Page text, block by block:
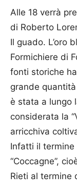
Alle 18 verrà
di Roberto
Il guado. L’oro
Formichiere di
fonti storiche
grande
è stata a lungo
considerata la
arricchiva
Infatti il termine
“Coccagne”,
Rieti al termine